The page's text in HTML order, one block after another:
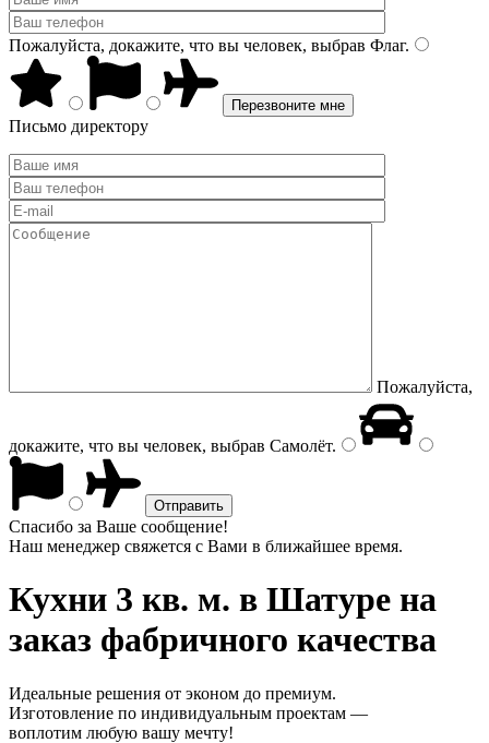
Пожалуйста, докажите, что вы человек, выбрав Флаг.
Письмо директору
Пожалуйста,
докажите, что вы человек, выбрав Самолёт.
Спасибо за Ваше сообщение!
Наш менеджер свяжется с Вами в ближайшее время.
Кухни 3 кв. м. в Шатуре на
заказ фабричного качества
Идеальные решения от эконом до премиум.
Изготовление по индивидуальным проектам —
воплотим любую вашу мечту!